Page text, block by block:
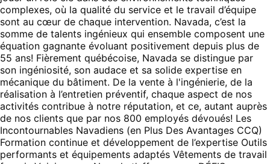
complexes, où la qualité du service et le travail d’équipe
sont au cœur de chaque intervention. Navada, c’est la
somme de talents ingénieux qui ensemble composent une
équation gagnante évoluant positivement depuis plus de
55 ans! Fièrement québécoise, Navada se distingue par
son ingéniosité, son audace et sa solide expertise en
mécanique du bâtiment. De la vente à l'ingénierie, de la
réalisation à l’entretien préventif, chaque aspect de nos
activités contribue à notre réputation, et ce, autant auprès
de nos clients que par nos 800 employés dévoués! Les
Incontournables Navadiens (en Plus Des Avantages CCQ)
Formation continue et développement de l’expertise Outils
performants et équipements adaptés Vêtements de travail